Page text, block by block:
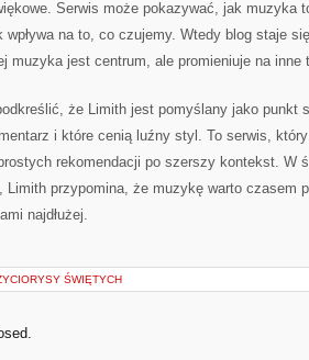
Serwis może pokazywać, jak muzyka
wpływa na to, co czujemy. Wtedy blog staje
muzyka jest centrum, ale promieniuje na inne
że Limith jest pomyślany jako punkt
i które cenią luźny styl. To serwis,
rekomendacji po szerszy kontekst. W
przypomina, że muzykę warto czasem
najdłużej.
ŚWIĘTYCH